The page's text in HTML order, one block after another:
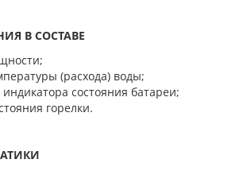
В СОСТАВЕ
(расхода) воды;
состояния батареи;
горелки.